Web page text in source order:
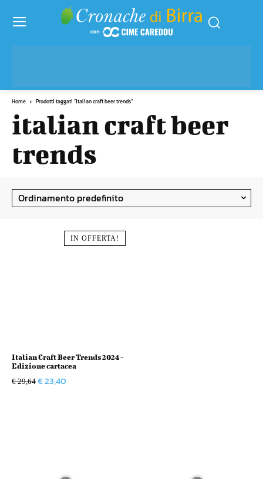
Home Prodotti taggati “italian craft beer trends”
italian craft beer
trends
IN OFFERTA!
Italian Craft Beer Trends 2024 -
Edizione cartacea
€29,64 Il
€23,40